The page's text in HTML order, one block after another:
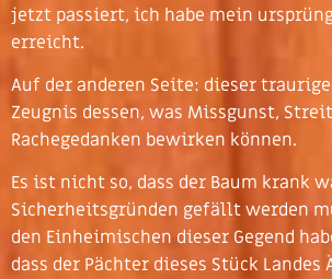
jetzt passiert, ich habe mein
erreicht.
Auf der anderen Seite: dieser
Zeugnis dessen, was Missgunst,
Rachegedanken bewirken können.
Es ist nicht so, dass der Baum krank
Sicherheitsgründen gefällt werden
den Einheimischen dieser Gegend
dass der Pächter dieses Stück